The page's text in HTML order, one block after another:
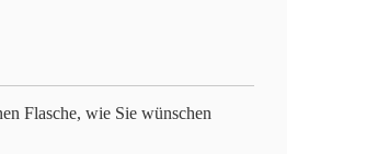
Flasche, wie Sie wünschen